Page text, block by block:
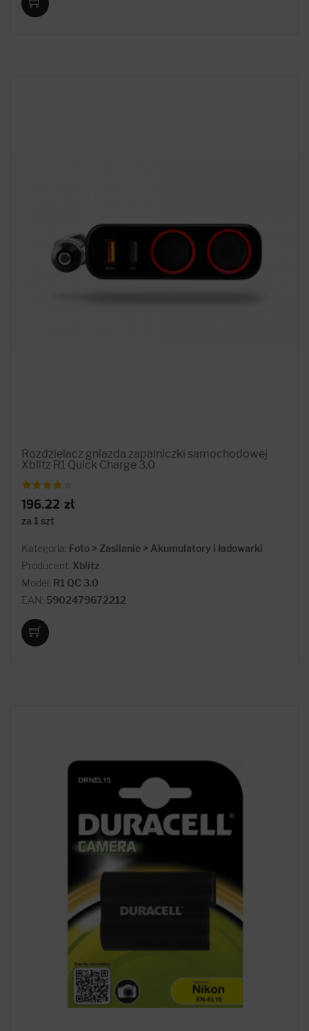
Rozdzielacz gniazda zapalniczki samochodowej
Xblitz R1 Quick Charge 3.0
196.22 zł
za 1 szt
Kategoria: Foto > Zasilanie > Akumulatory i ładowarki
Producent: Xblitz
Model: R1 QC 3.0
EAN: 5902479672212